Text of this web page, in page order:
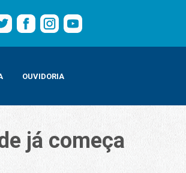
OUVIDORIA
já começa